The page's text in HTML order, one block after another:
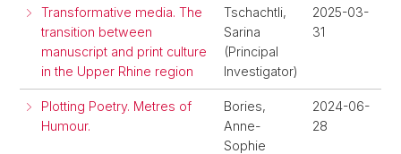
Transformative media. The
transition between
manuscript and print culture
in the Upper Rhine region
Tschachtli,
Sarina
(Principal
Investigator)
2025-03-
31
Plotting Poetry. Metres of
Humour.
Bories,
Anne-
Sophie
2024-06-
28